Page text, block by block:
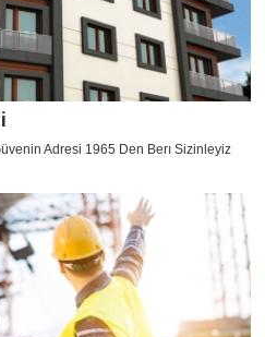
Adresi 1965 Den Berı Sizinleyiz